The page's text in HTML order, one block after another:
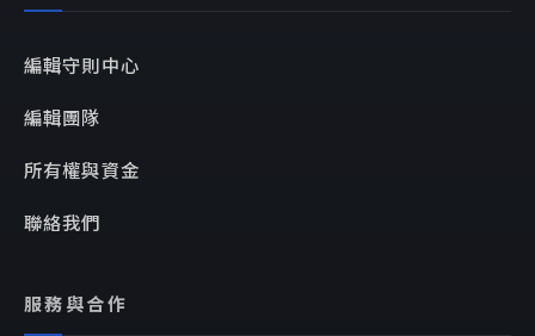
編輯守則中心
編輯團隊
所有權與資金
聯絡我們
服務與合作